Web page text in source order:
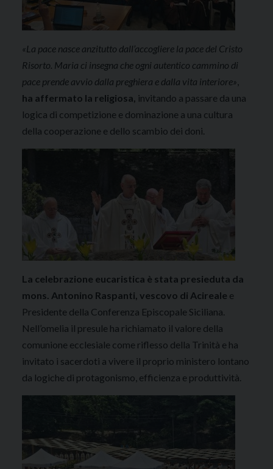
«La pace nasce anzitutto dall’accogliere la pace del Cristo
Risorto. Maria ci insegna che ogni autentico cammino di
pace prende avvio dalla preghiera e dalla vita interiore»
ha affermato la religiosa, invitando a passare da una
logica di competizione e dominazione a una cultura
della cooperazione e dello scambio dei doni.
La celebrazione eucaristica è stata presieduta da
mons. Antonino Raspanti, vescovo di Acireale e
Presidente della Conferenza Episcopale Siciliana.
Nell’omelia il presule ha richiamato il valore della
comunione ecclesiale come riflesso della Trinità e ha
invitato i sacerdoti a vivere il proprio ministero lontano
da logiche di protagonismo, efficienza e produttività.